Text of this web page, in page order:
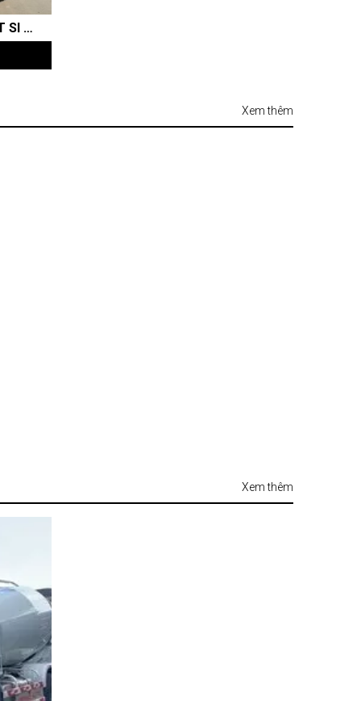
430HP THÙNG VUÔNG SẮT SI 3 LỚP 8X8X8 - BEN SHACMAN 4 CHÂN (8X4) CABIN X3000
Xem thêm
Xem thêm